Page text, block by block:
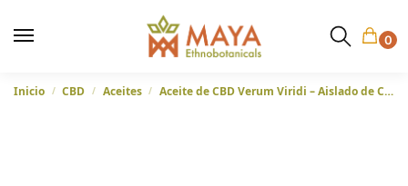
0
Inicio / CBD / Aceites / Aceite de CBD Verum Viridi – Aislado de CBD al 10% – 10ml y 30ml